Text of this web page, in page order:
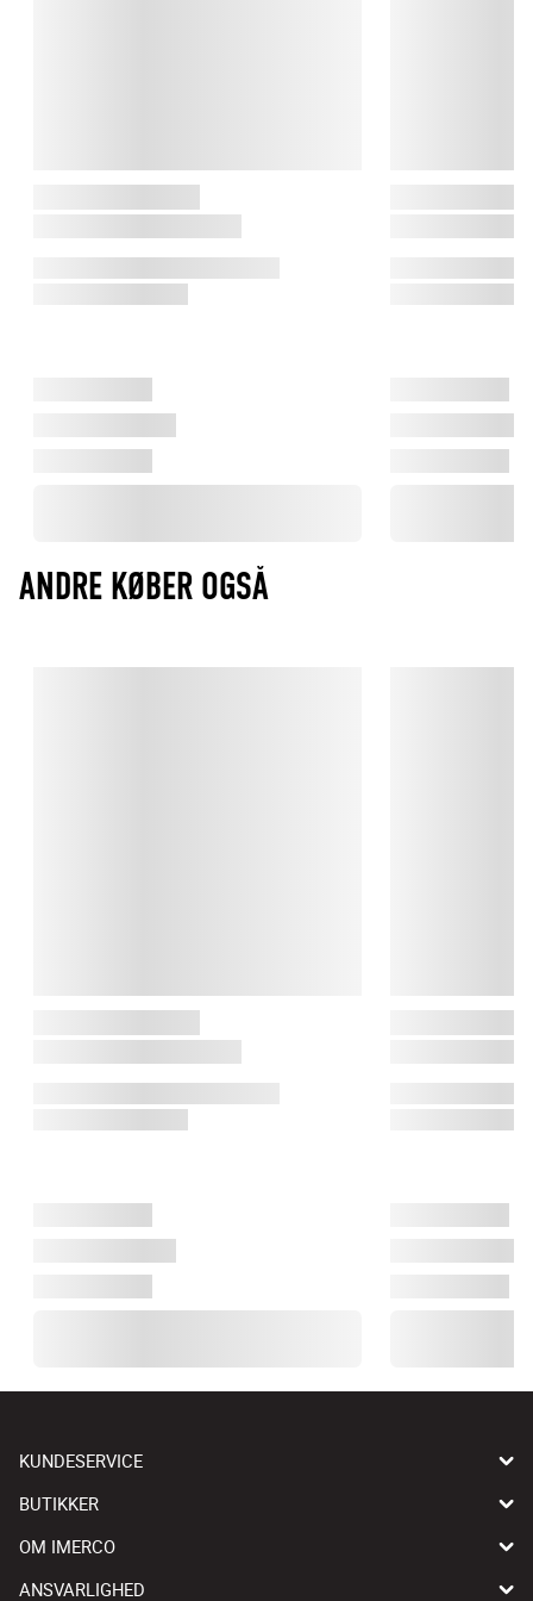
ANDRE KØBER OGSÅ
KUNDESERVICE
BUTIKKER
OM IMERCO
ANSVARLIGHED